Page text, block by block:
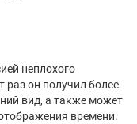
неплохого
раз он получил более
вид, а также может
времени.